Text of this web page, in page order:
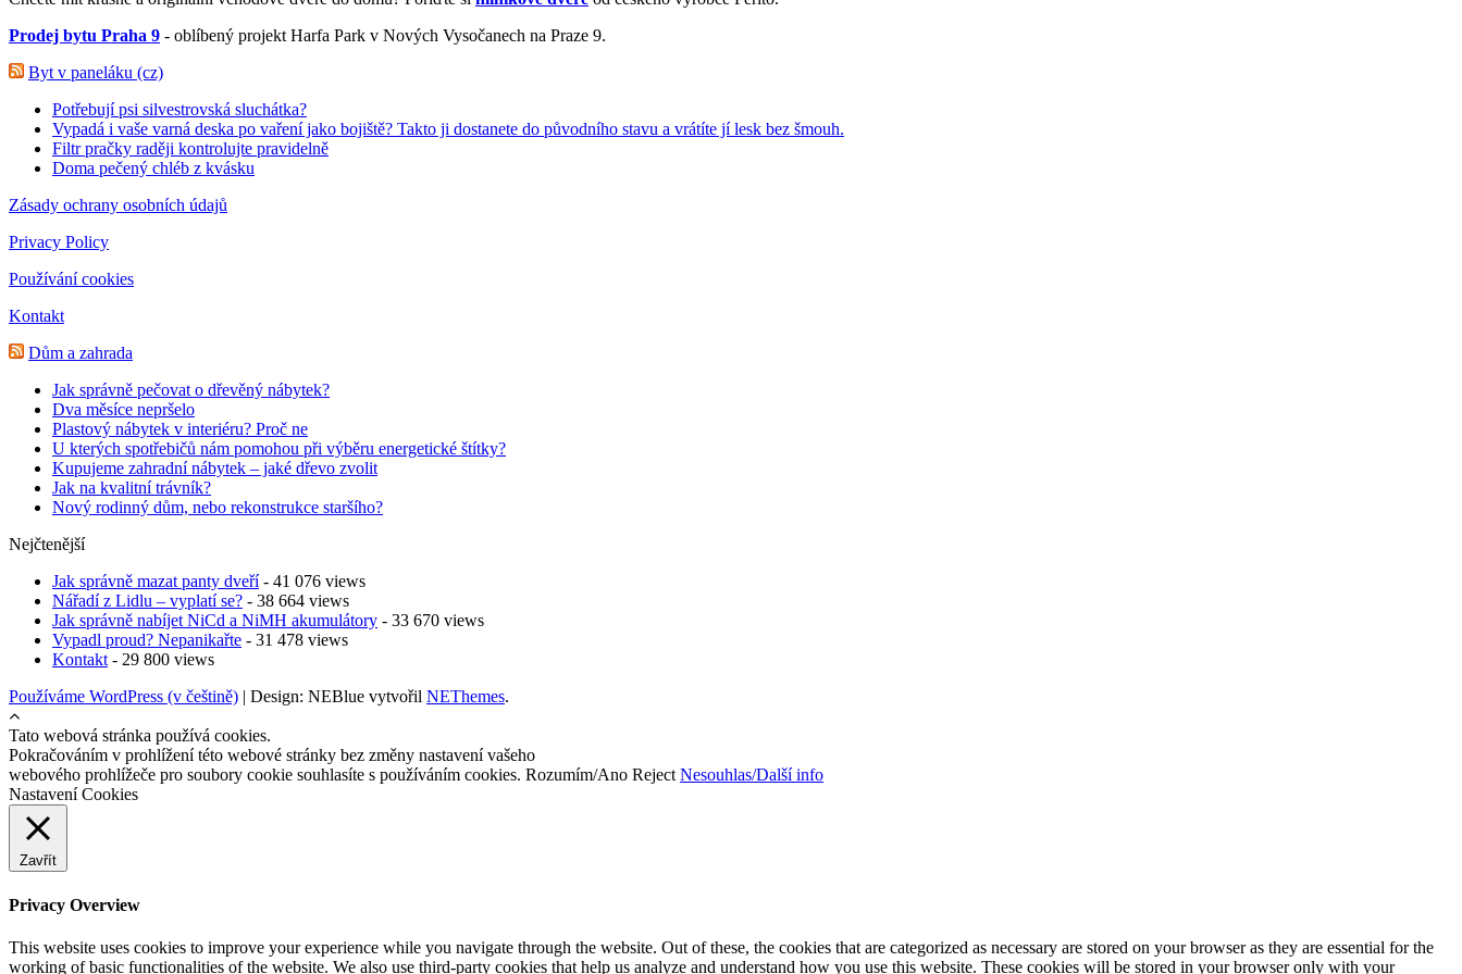
Prodej bytu Praha 9 - oblíbený projekt Harfa Park v Nových Vysočanech na Praze 9.
Byt v paneláku (cz)
Potřebují psi silvestrovská sluchátka?
Vypadá i vaše varná deska po vaření jako bojiště? Takto ji dostanete do původního stavu a vrátíte jí lesk bez šmouh.
Filtr pračky raději kontrolujte pravidelně
Doma pečený chléb z kvásku
Zásady ochrany osobních údajů
Privacy Policy
Používání cookies
Kontakt
Dům a zahrada
Jak správně pečovat o dřevěný nábytek?
Dva měsíce nepršelo
Plastový nábytek v interiéru? Proč ne
U kterých spotřebičů nám pomohou při výběru energetické štítky?
Kupujeme zahradní nábytek – jaké dřevo zvolit
Jak na kvalitní trávník?
Nový rodinný dům, nebo rekonstrukce staršího?
Nejčtenější
Jak správně mazat panty dveří- 41 076 views
Nářadí z Lidlu – vyplatí se? - 38 664 views
Jak správně nabíjet NiCd a NiMH akumulátory - 33 670 views
Vypadl proud? Nepanikařte - 31 478 views
Kontakt - 29 800 views
Používáme WordPress (v češtině) | Design: NEBlue vytvořil NEThemes.
Tato webová stránka používá cookies.
Pokračováním v prohlížení této webové stránky bez změny nastavení vašeho
webového prohlížeče pro soubory cookie souhlasíte s používáním cookies. Rozumím/Ano Reject Nesouhlas/Další info
Nastavení Cookies
Zavřít
Privacy Overview
This website uses cookies to improve your experience while you navigate through the website. Out of these, the cookies that are categorized as necessary are stored on your browser as they are essential for the
working of basic functionalities of the website. We also use third-party cookies that help us analyze and understand how you use this website. These cookies will be stored in your browser only with your